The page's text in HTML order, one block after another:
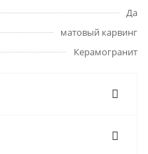
Да
матовый карвинг
Керамогранит